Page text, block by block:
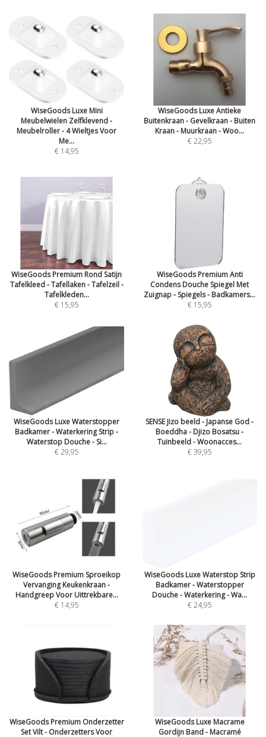
WiseGoods Luxe Mini
Meubelwielen Zelfklevend -
Meubelroller - 4 Wieltjes Voor
Me...
€ 14,95
WiseGoods Luxe Antieke
Buitenkraan - Gevelkraan - Buiten
Kraan - Muurkraan - Woo...
€ 22,95
WiseGoods Premium Rond Satijn
Tafelkleed - Tafellaken - Tafelzeil -
Tafelkleden...
€ 15,95
WiseGoods Premium Anti
Condens Douche Spiegel Met
Zuignap - Spiegels - Badkamers...
€ 15,95
WiseGoods Luxe Waterstopper
Badkamer - Waterkering Strip -
Waterstop Douche - Si...
€ 29,95
SENSE Jizo beeld - Japanse God -
Boeddha - Djizo Bosatsu -
Tuinbeeld - Woonacces...
€ 39,95
WiseGoods Premium Sproeikop
Vervanging Keukenkraan -
Handgreep Voor Uittrekbare...
€ 14,95
WiseGoods Luxe Waterstop Strip
Badkamer - Waterstopper
Douche - Waterkering - Wa...
€ 24,95
WiseGoods Premium Onderzetter
Set Vilt - Onderzetters Voor
WiseGoods Luxe Macrame
Gordijn Band - Macramé